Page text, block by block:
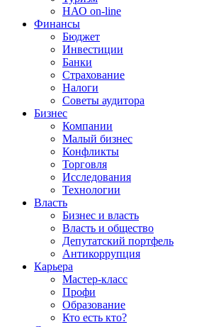
НАО on-line
Финансы
Бюджет
Инвестиции
Банки
Страхование
Налоги
Советы аудитора
Бизнес
Компании
Малый бизнес
Конфликты
Торговля
Исследования
Технологии
Власть
Бизнес и власть
Власть и общество
Депутатский портфель
Антикоррупция
Карьера
Мастер-класс
Профи
Образование
Кто есть кто?